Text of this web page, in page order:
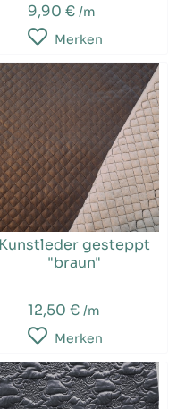
9,90 €/m
Merken
Kunstleder gesteppt
"braun"
12,50 €/m
Merken